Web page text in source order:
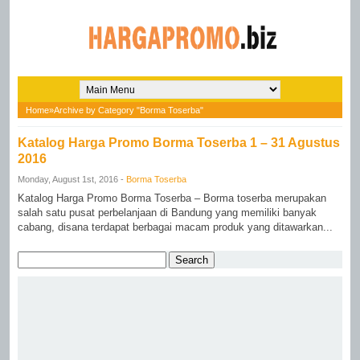
Home»Archive by Category "Borma Toserba"
Katalog Harga Promo Borma Toserba 1 – 31 Agustus
2016
Monday, August 1st, 2016 - Borma Toserba
Katalog Harga Promo Borma Toserba – Borma toserba merupakan
salah satu pusat perbelanjaan di Bandung yang memiliki banyak
cabang, disana terdapat berbagai macam produk yang ditawarkan...